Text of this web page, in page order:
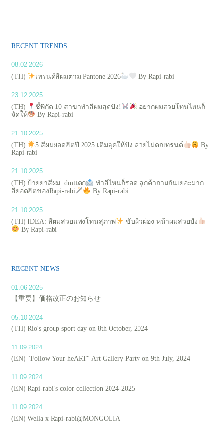
RECENT TRENDS
08.02.2026
(TH)
เทรนด์สีผมตาม Pantone 2026 By Rapi-rabi
23.12.2025
(TH)
ชี้พิกัด 10 สาขาทำสีผมสุดปัง!
อยากผมสวยโทนไหนก็
จัดให้
By Rapi-rabi
21.10.2025
(TH)
5 สีผมยอดฮิตปี 2025 เติมลุคให้ปัง สวยไม่ตกเทรนด์
By
Rapi-rabi
21.10.2025
(TH) ป้ายยาสีผม: dmแตก
ทำสีไหนก็รอด ลูกค้าถามกันเยอะมาก
สียอดฮิตของRapi-rabi
By Rapi-rabi
21.10.2025
(TH) IDEA: สีผมสวยแพงโทนสุภาพ
ขับผิวผ่อง หน้าผมสวยปัง
By Rapi-rabi
RECENT NEWS
01.06.2025
【重要】価格改正のお知らせ
05.10.2024
(TH) Rio's group sport day on 8th October, 2024
11.09.2024
(EN) "Follow Your heART" Art Gallery Party on 9th July, 2024
11.09.2024
(EN) Rapi-rabi’s color collection 2024-2025
11.09.2024
(EN) Wella x Rapi-rabi@MONGOLIA